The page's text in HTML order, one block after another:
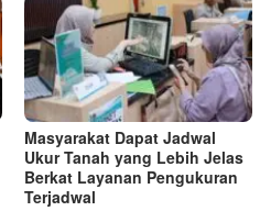
Masyarakat Dapat Jadwal
Ukur Tanah yang Lebih Jelas
Berkat Layanan Pengukuran
Terjadwal